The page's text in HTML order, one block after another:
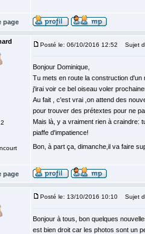
page
Posté le: 06/10/2016 12:52 Sujet
Bonjour Dominique,
Tu mets en route la construction d'un
j'irai voir ce bel oiseau voler
Au fait , c'est vrai ,on attend des
pour trouver des prétextes pour ne
Mais là, y a vraiment rien à craindre:
piaffe d'impatience!
Bon, à part ça, dimanche,il va faire
page
Posté le: 13/10/2016 10:10 Sujet
Bonjour à tous, bon quelques
est bien droit car les photos sont un